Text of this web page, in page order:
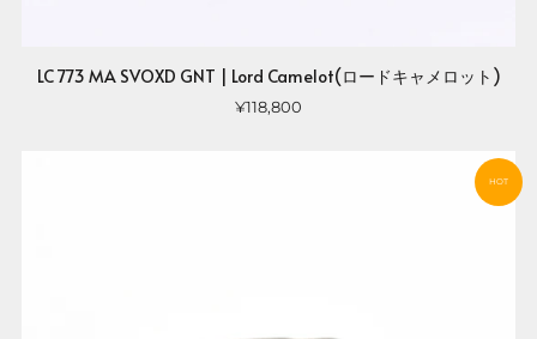
LC 773 MA SVOXD GNT | Lord Camelot(ロードキャメロット)
¥118,800
HOT